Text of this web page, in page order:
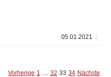
05.01.2021
Vorherige 1 .... 32 33 34 Nächste